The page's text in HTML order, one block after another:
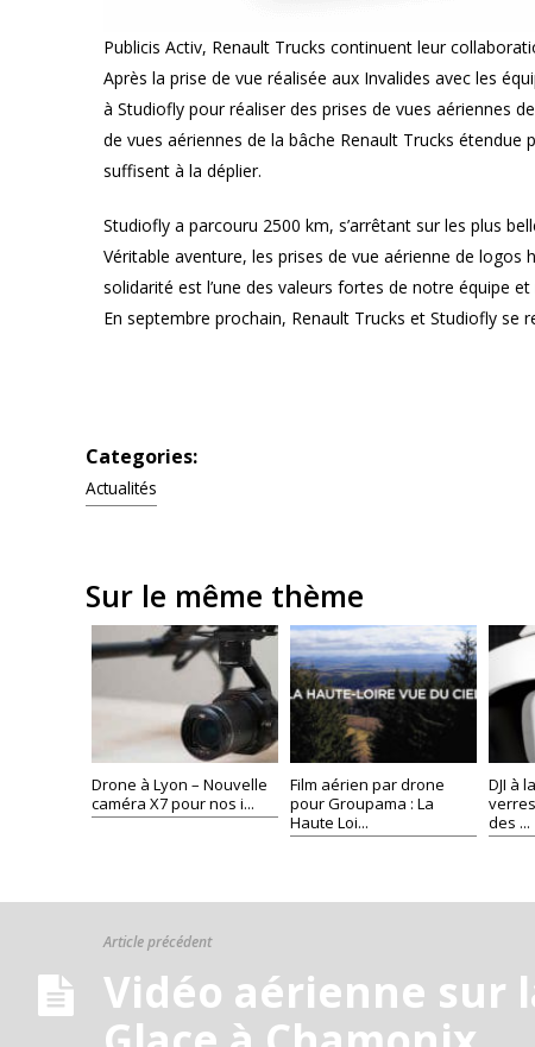
Publicis Activ, Renault Trucks continuent leur
Après la prise de vue réalisée aux Invalides avec les
à Studiofly pour réaliser des prises de vues aériennes
de vues aériennes de la bâche Renault Trucks étendue
suffisent à la déplier.
Studiofly a parcouru 2500 km, s’arrêtant sur les plus
Véritable aventure, les prises de vue aérienne de logos
solidarité est l’une des valeurs fortes de notre équipe
En septembre prochain, Renault Trucks et Studiofly se
Categories:
Actualités
Sur le même thème
Drone à Lyon – Nouvelle
caméra X7 pour nos i...
Film aérien par drone
pour Groupama : La
Haute Loi...
DJI à
des ...
Article précédent
Vidéo aérienne sur